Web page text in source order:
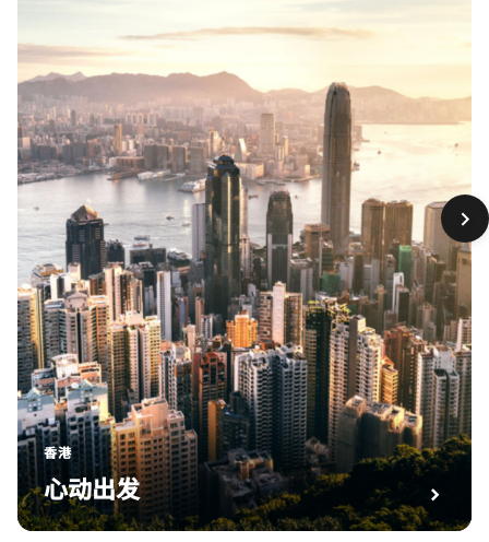
香港
心动出发